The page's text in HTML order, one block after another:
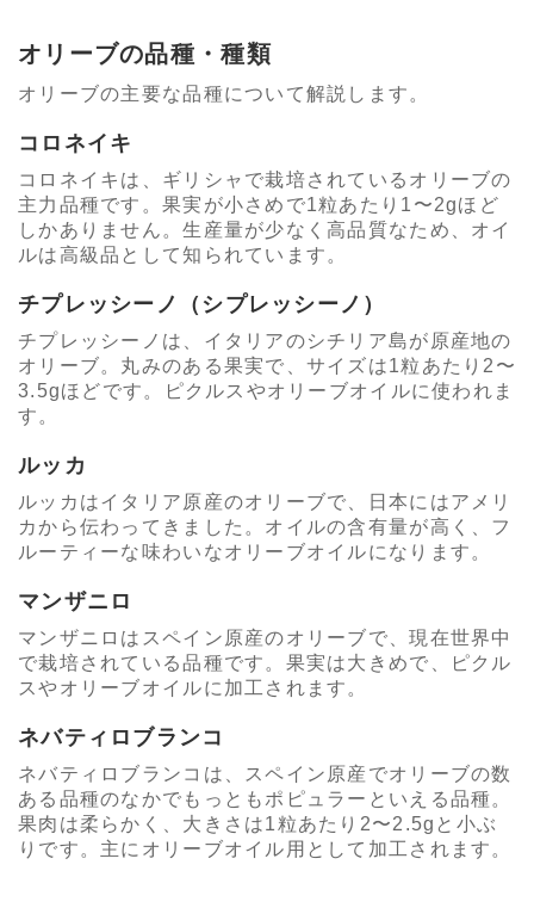
オリーブの品種・種類
オリーブの主要な品種について解説します。
コロネイキ
コロネイキは、ギリシャで栽培されているオリーブの
主力品種です。果実が小さめで1粒あたり1〜2gほど
しかありません。生産量が少なく高品質なため、オイ
ルは高級品として知られています。
チプレッシーノ（シプレッシーノ）
チプレッシーノは、イタリアのシチリア島が原産地の
オリーブ。丸みのある果実で、サイズは1粒あたり2〜
3.5gほどです。ピクルスやオリーブオイルに使われま
す。
ルッカ
ルッカはイタリア原産のオリーブで、日本にはアメリ
カから伝わってきました。オイルの含有量が高く、フ
ルーティーな味わいなオリーブオイルになります。
マンザニロ
マンザニロはスペイン原産のオリーブで、現在世界中
で栽培されている品種です。果実は大きめで、ピクル
スやオリーブオイルに加工されます。
ネバティロブランコ
ネバティロブランコは、スペイン原産でオリーブの数
ある品種のなかでもっともポピュラーといえる品種。
果肉は柔らかく、大きさは1粒あたり2〜2.5gと小ぶ
りです。主にオリーブオイル用として加工されます。